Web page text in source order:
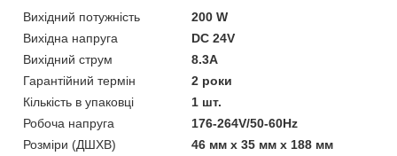
Вихідний потужність
200 W
Вихідна напруга
DC 24V
Вихідний струм
8.3А
Гарантійний термін
2 роки
Кількість в упаковці
1 шт.
Робоча напруга
176-264V/50-60Hz
Розміри (ДШХВ)
46 мм х 35 мм х 188 мм